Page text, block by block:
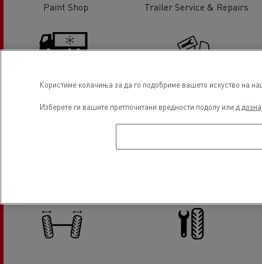
Paint Shop Trailer Service & Repairs
Користиме колачиња за да го подобриме вашето искуство на
Изберете ги вашите претпочитани вредности подолу или д